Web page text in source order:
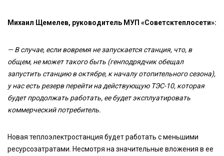
Михаил Щемелев, руководитель МУП «Советсктеплосети»:
— В случае, если вовремя не запускается станция, что, в
общем, не может такого быть (генподрядчик обещал
запустить станцию в октябре, к началу отопительного сезона),
у нас есть резерв перейти на действующую ТЭС-10, которая
будет продолжать работать, ее будет эксплуатировать
коммерческий потребитель.
Новая теплоэлектростанция будет работать с меньшими
ресурсозатратами. Несмотря на значительные вложения в ее